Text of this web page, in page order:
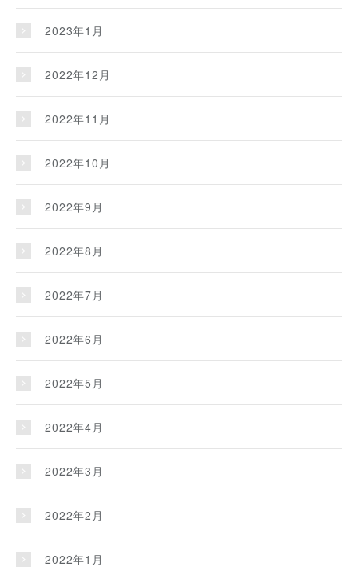
2023年1月
2022年12月
2022年11月
2022年10月
2022年9月
2022年8月
2022年7月
2022年6月
2022年5月
2022年4月
2022年3月
2022年2月
2022年1月